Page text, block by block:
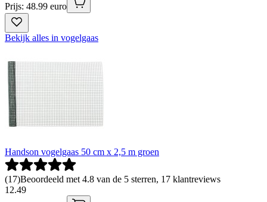
Prijs: 48.99 euro
Bekijk alles in vogelgaas
Handson vogelgaas 50 cm x 2,5 m groen
(17)Beoordeeld met 4.8 van de 5 sterren, 17 klantreviews
12.49